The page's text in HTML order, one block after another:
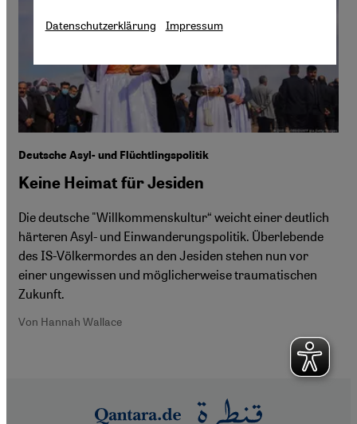
Deutsche Asyl- und Flüchtlingspolitik
Keine Heimat für Jesiden
Die deutsche "Willkommenskultur“ weicht einer deutlich
härteren Asyl- und Einwanderungspolitik. Überlebende
des IS-Völkermordes an den Jesiden stehen nun vor
einer ungewissen und möglicherweise traumatischen
Zukunft.
Von Hannah Wallace
Datenschutzerklärung Impressum